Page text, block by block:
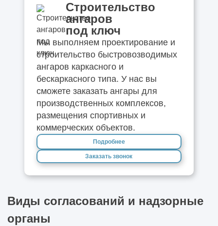
Строительство
ангаров
под ключ
Мы выполняем проектирование и
строительство быстровозводимых
ангаров каркасного и
бескаркасного типа. У нас вы
сможете заказать ангары для
производственных комплексов,
размещения спортивных и
коммерческих объектов.
Подробнее
Заказать звонок
Виды согласований и надзорные
органы